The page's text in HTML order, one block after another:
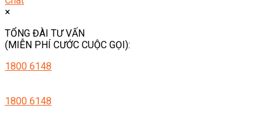
×
TỔNG ĐÀI TƯ VẤN
(MIỄN PHÍ CƯỚC CUỘC GỌI):
1800 6148
1800 6148